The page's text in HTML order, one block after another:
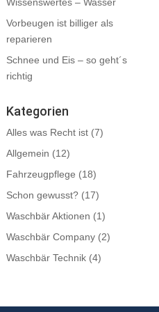
Vorbeugen ist billiger als
reparieren
Schnee und Eis – so geht´s
richtig
Kategorien
Alles was Recht ist (7)
Allgemein (12)
Fahrzeugpflege (18)
Schon gewusst? (17)
Waschbär Aktionen (1)
Waschbär Company (2)
Waschbär Technik (4)